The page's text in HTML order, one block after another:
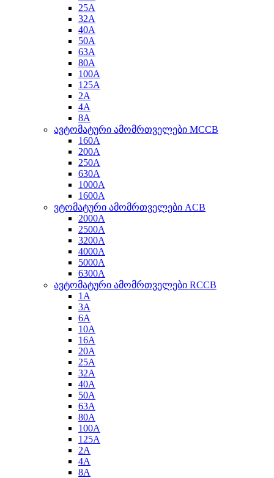
25А
32A
40A
50A
63A
80A
100A
125A
2A
4A
8A
ავტომატური ამომრთველები MCCB
160A
200A
250A
630A
1000A
1600A
ვტომატური ამომრთველები ACB
2000A
2500A
3200A
4000A
5000A
6300A
ავტომატური ამომრთველები RCCB
1A
3A
6A
10A
16A
20A
25A
32A
40A
50A
63A
80A
100A
125A
2A
4A
8A